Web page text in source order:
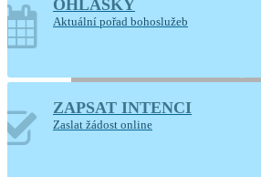
soboty o
14-17.30
Otevřený
OHLÁŠKY
Aktuální pořad bohoslužeb
ZAPSAT INTENCI
Zaslat žádost online